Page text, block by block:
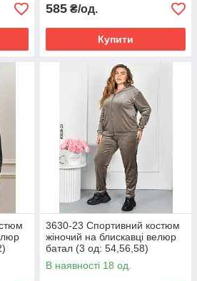
585 ₴/од.
Купити
3630-23 Спортивний костюм
жіночий на блискавці велюр
батал (3 од: 54,56,58)
В наявності 18 од.